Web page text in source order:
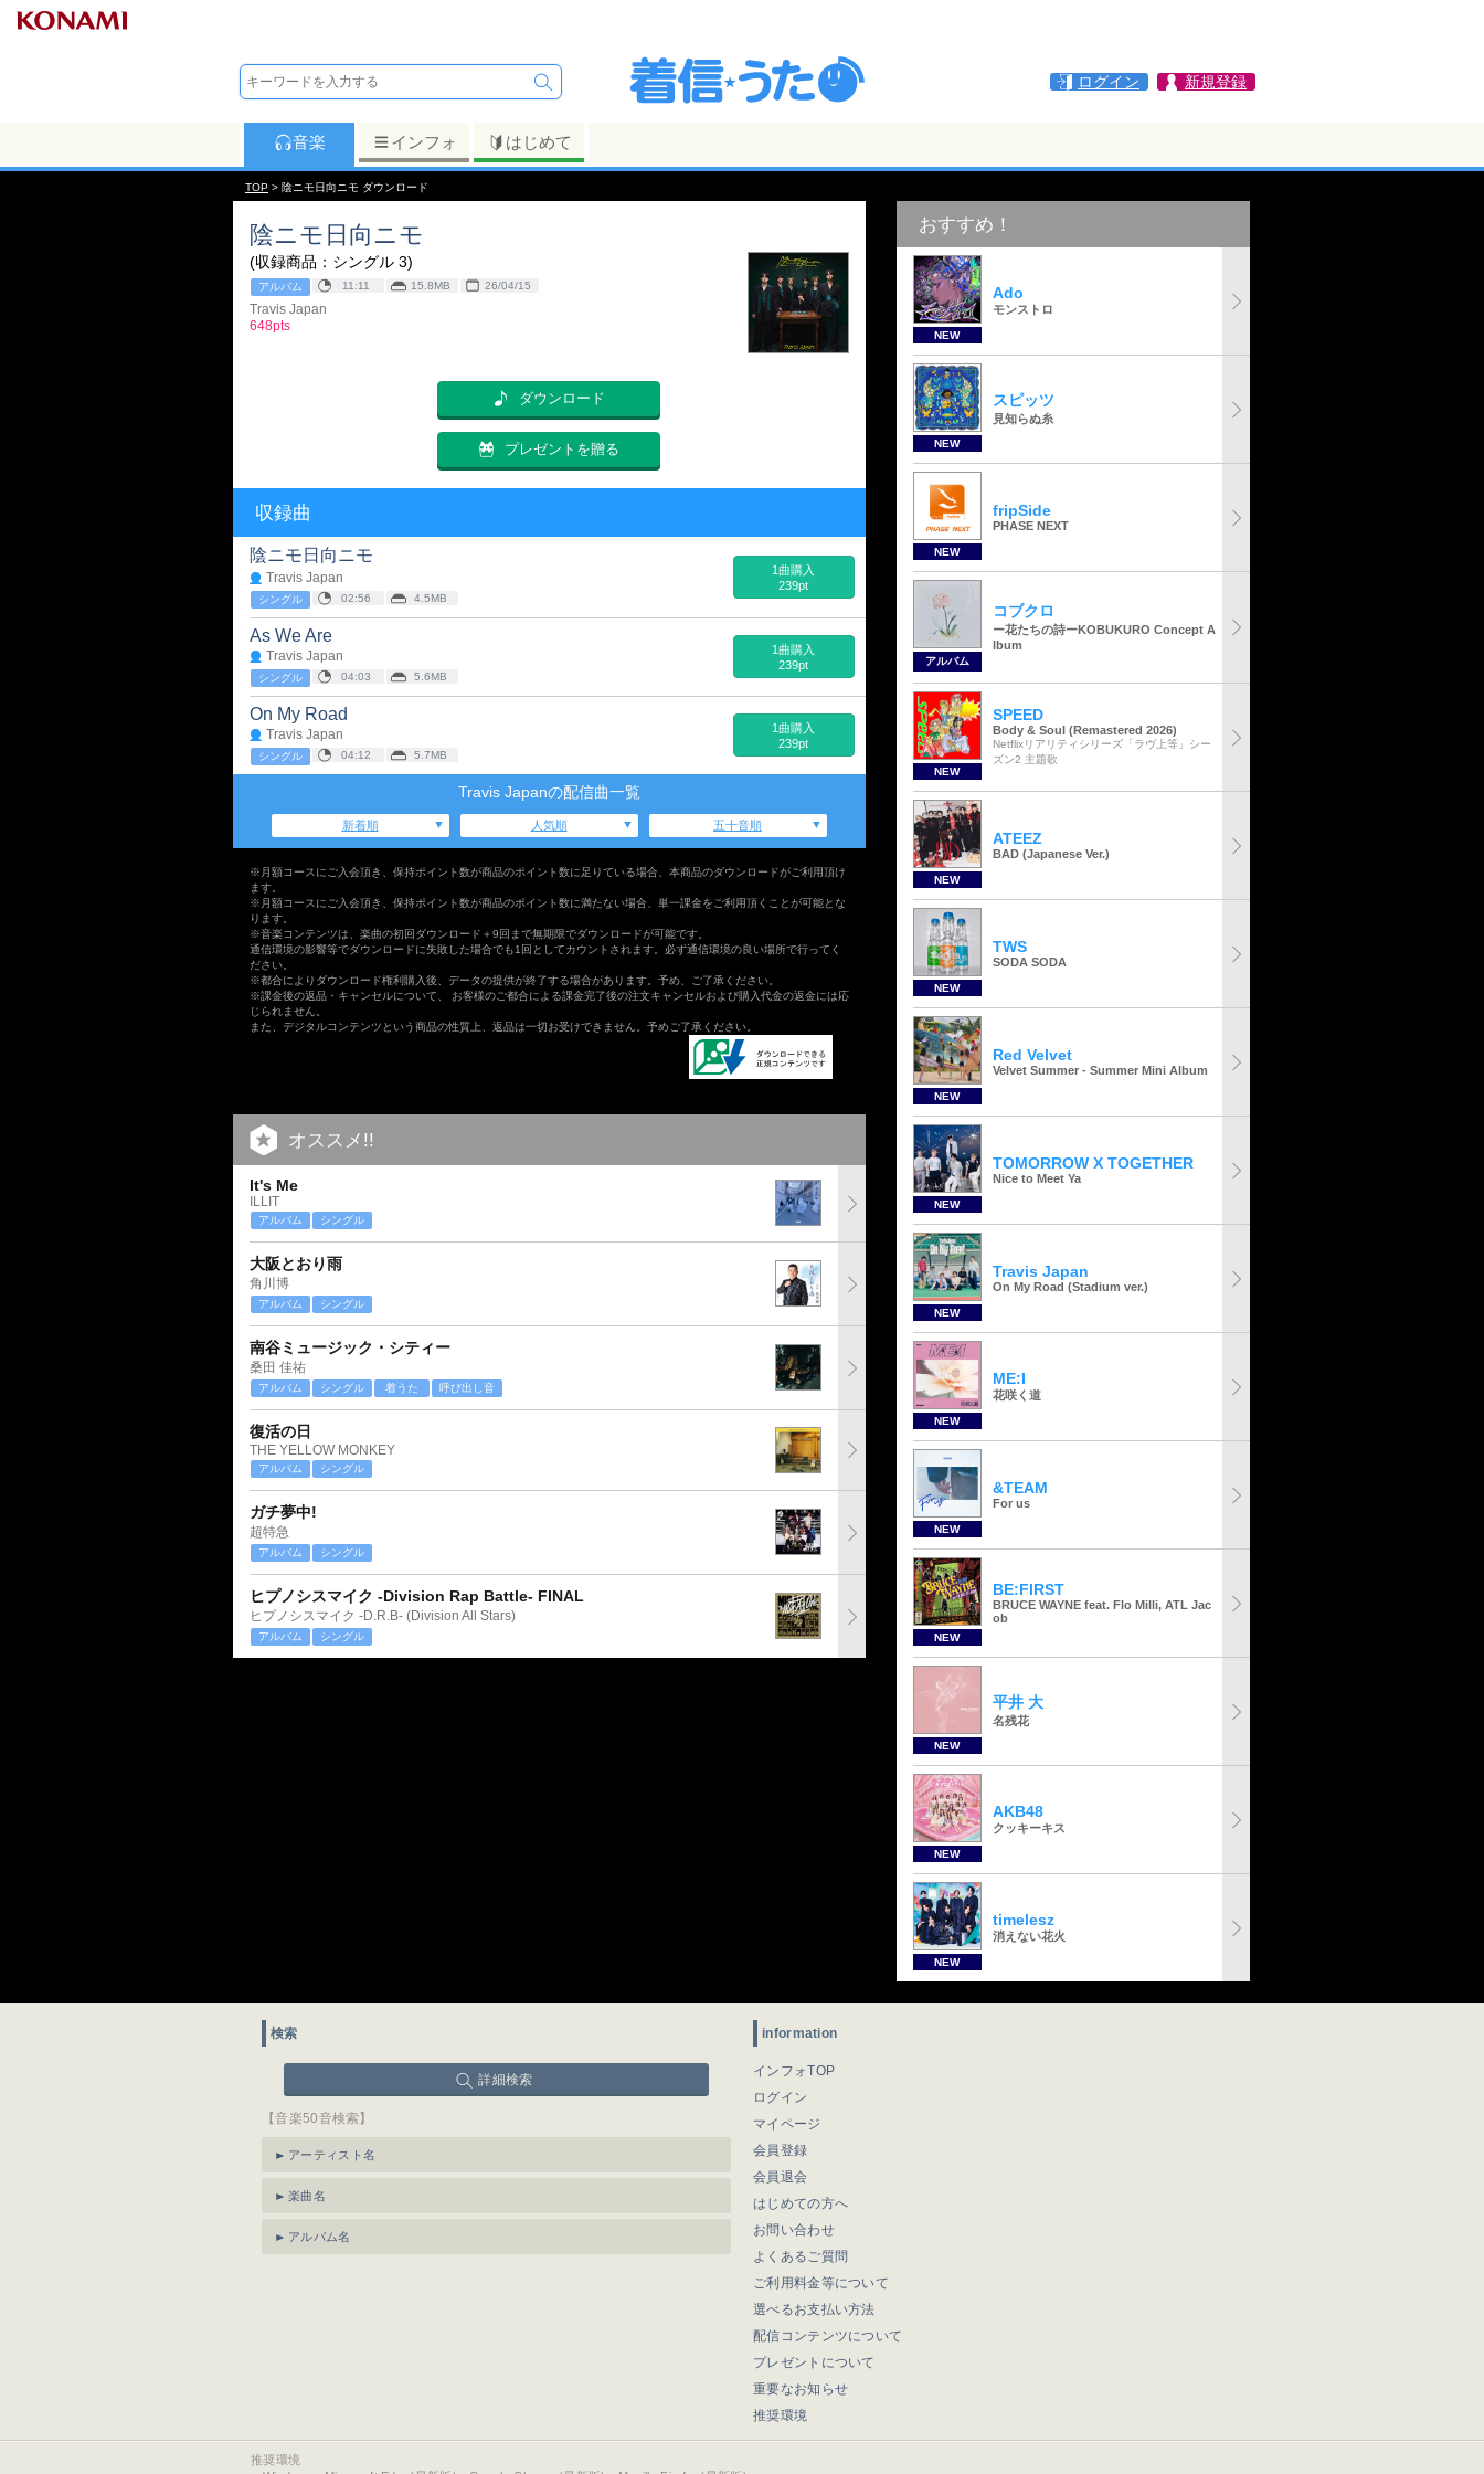
ログイン 新規登録
音楽 インフォ はじめて
TOP > 陰ニモ日向ニモ ダウンロード
陰ニモ日向ニモ
(収録商品：シングル 3)
アルバム 11:11 15.8MB 26/04/15
Travis Japan
648pts
ダウンロード
プレゼントを贈る
収録曲
陰ニモ日向ニモ
Travis Japan
シングル 02:56 4.5MB
1曲購入
239pt
As We Are
Travis Japan
シングル 04:03 5.6MB
1曲購入
239pt
On My Road
Travis Japan
シングル 04:12 5.7MB
1曲購入
239pt
Travis Japanの配信曲一覧
新着順 人気順 五十音順
※月額コースにご入会頂き、保持ポイント数が商品のポイント数に足りている場合、本商品のダウンロードがご利用頂け
ます。
※月額コースにご入会頂き、保持ポイント数が商品のポイント数に満たない場合、単一課金をご利用頂くことが可能とな
ります。
※音楽コンテンツは、楽曲の初回ダウンロード＋9回まで無期限でダウンロードが可能です。
通信環境の影響等でダウンロードに失敗した場合でも1回としてカウントされます。必ず通信環境の良い場所で行ってく
ださい。
※都合によりダウンロード権利購入後、データの提供が終了する場合があります。予め、ご了承ください。
※課金後の返品・キャンセルについて、 お客様のご都合による課金完了後の注文キャンセルおよび購入代金の返金には応
じられません。
また、デジタルコンテンツという商品の性質上、返品は一切お受けできません。予めご了承ください。
オススメ!!
It's Me
ILLIT
アルバム シングル
大阪とおり雨
角川博
アルバム シングル
南谷ミュージック・シティー
桑田 佳祐
アルバム シングル 着うた 呼び出し音
復活の日
THE YELLOW MONKEY
アルバム シングル
ガチ夢中!
超特急
アルバム シングル
ヒプノシスマイク -Division Rap Battle- FINAL
ヒプノシスマイク -D.R.B- (Division All Stars)
アルバム シングル
おすすめ！
NEW
Ado
モンストロ
NEW
スピッツ
見知らぬ糸
NEW
fripSide
PHASE NEXT
アルバム
コブクロ
ー花たちの詩ーKOBUKURO Concept A
lbum
NEW
SPEED
Body & Soul (Remastered 2026)
Netflixリアリティシリーズ「ラヴ上等」シー
ズン2 主題歌
NEW
ATEEZ
BAD (Japanese Ver.)
NEW
TWS
SODA SODA
NEW
Red Velvet
Velvet Summer - Summer Mini Album
NEW
TOMORROW X TOGETHER
Nice to Meet Ya
NEW
Travis Japan
On My Road (Stadium ver.)
NEW
ME:I
花咲く道
NEW
&TEAM
For us
NEW
BE:FIRST
BRUCE WAYNE feat. Flo Milli, ATL Jac
ob
NEW
平井 大
名残花
NEW
AKB48
クッキーキス
NEW
timelesz
消えない花火
検索
詳細検索
【音楽50音検索】
アーティスト名
楽曲名
アルバム名
information
インフォTOP
ログイン
マイページ
会員登録
会員退会
はじめての方へ
お問い合わせ
よくあるご質問
ご利用料金等について
選べるお支払い方法
配信コンテンツについて
プレゼントについて
重要なお知らせ
推奨環境
推奨環境